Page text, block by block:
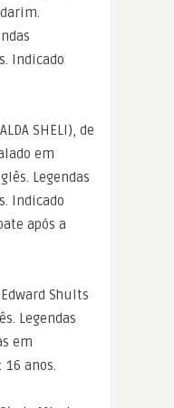
Indicado
SHELI), de
em
Legendas
Indicado
após a
Edward Shults
Legendas
em
anos.